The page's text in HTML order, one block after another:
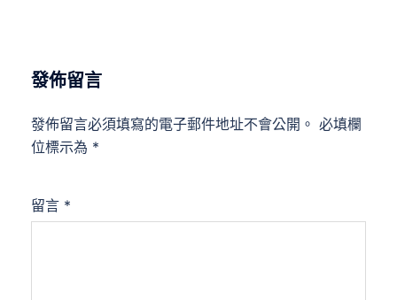
發佈留言
發佈留言必須填寫的電子郵件地址不會公開。 必填欄
位標示為 *
留言 *